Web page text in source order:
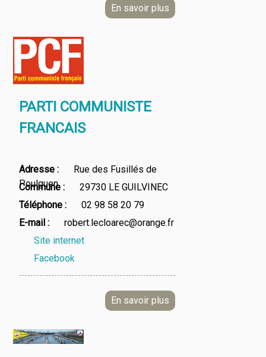
PARTI COMMUNISTE
FRANCAIS
Adresse
Rue des Fusillés de
Poulguen
Commune
29730 LE GUILVINEC
Téléphone
02 98 58 20 79
E-mail
robert.lecloarec@orange.fr
Site internet
Facebook